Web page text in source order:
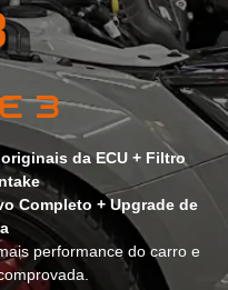
3
da ECU + Filtro
Completo + Upgrade de
performance do carro e